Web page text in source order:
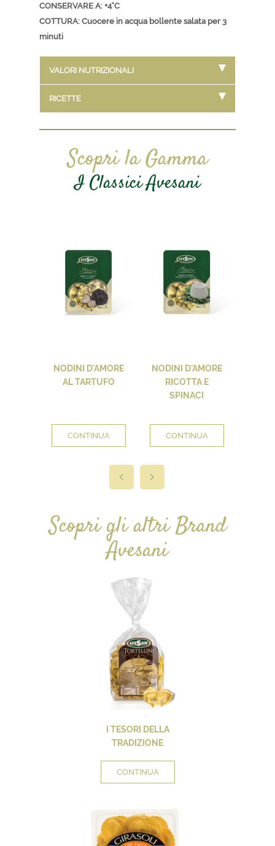
CONSERVARE A: +4°C
COTTURA: Cuocere in acqua bollente salata per 3
minuti
VALORI NUTRIZIONALI
RICETTE
Scopri la Gamma
I Classici Avesani
NODINI D’AMORE
AL TARTUFO
CONTINUA
NODINI D’AMORE
RICOTTA E
SPINACI
CONTINUA
Scopri gli altri Brand
Avesani
I TESORI DELLA
TRADIZIONE
CONTINUA